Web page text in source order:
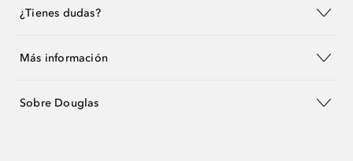
¿Tienes dudas?
Más información
Sobre Douglas